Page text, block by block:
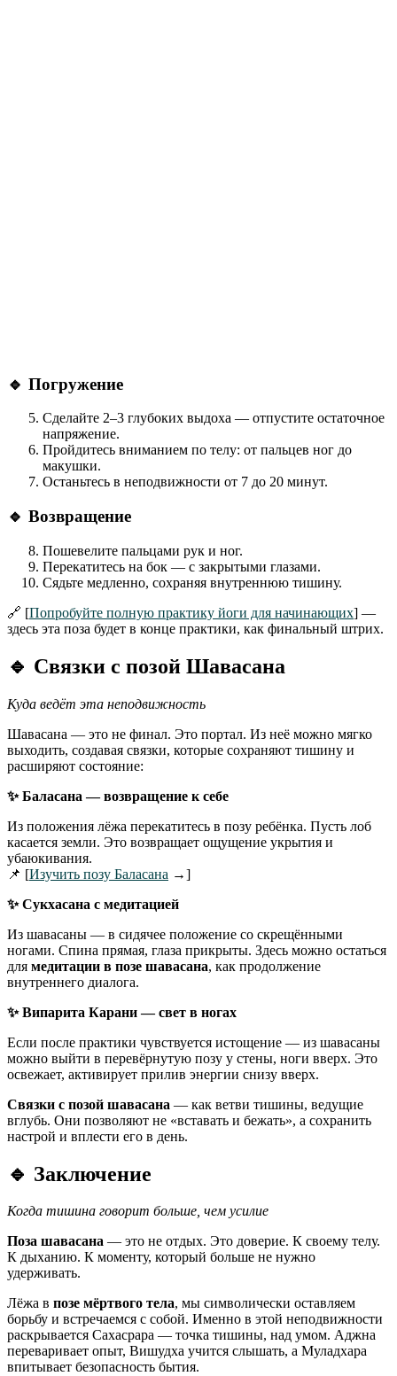
🔹 Погружение
Сделайте 2–3 глубоких выдоха — отпустите остаточное
напряжение.
Пройдитесь вниманием по телу: от пальцев ног до
макушки.
Останьтесь в неподвижности от 7 до 20 минут.
🔹 Возвращение
Пошевелите пальцами рук и ног.
Перекатитесь на бок — с закрытыми глазами.
Сядьте медленно, сохраняя внутреннюю тишину.
🔗 [Попробуйте полную практику йоги для начинающих] —
здесь эта поза будет в конце практики, как финальный штрих.
🔹 Связки с позой Шавасана
Куда ведёт эта неподвижность
Шавасана — это не финал. Это портал. Из неё можно мягко
выходить, создавая связки, которые сохраняют тишину и
расширяют состояние:
✨Баласана — возвращение к себе
Из положения лёжа перекатитесь в позу ребёнка. Пусть лоб
касается земли. Это возвращает ощущение укрытия и
убаюкивания.
📌 [Изучить позу Баласана →]
✨Сукхасана с медитацией
Из шавасаны — в сидячее положение со скрещёнными
ногами. Спина прямая, глаза прикрыты. Здесь можно остаться
для медитации в позе шавасана, как продолжение
внутреннего диалога.
✨Випарита Карани — свет в ногах
Если после практики чувствуется истощение — из шавасаны
можно выйти в перевёрнутую позу у стены, ноги вверх. Это
освежает, активирует прилив энергии снизу вверх.
Связки с позой шавасана — как ветви тишины, ведущие
вглубь. Они позволяют не «вставать и бежать», а сохранить
настрой и вплести его в день.
🔹 Заключение
Когда тишина говорит больше, чем усилие
Поза шавасана — это не отдых. Это доверие. К своему телу.
К дыханию. К моменту, который больше не нужно
удерживать.
Лёжа в позе мёртвого тела, мы символически оставляем
борьбу и встречаемся с собой. Именно в этой неподвижности
раскрывается Сахасрара — точка тишины, над умом. Аджна
переваривает опыт, Вишудха учится слышать, а Муладхара
впитывает безопасность бытия.